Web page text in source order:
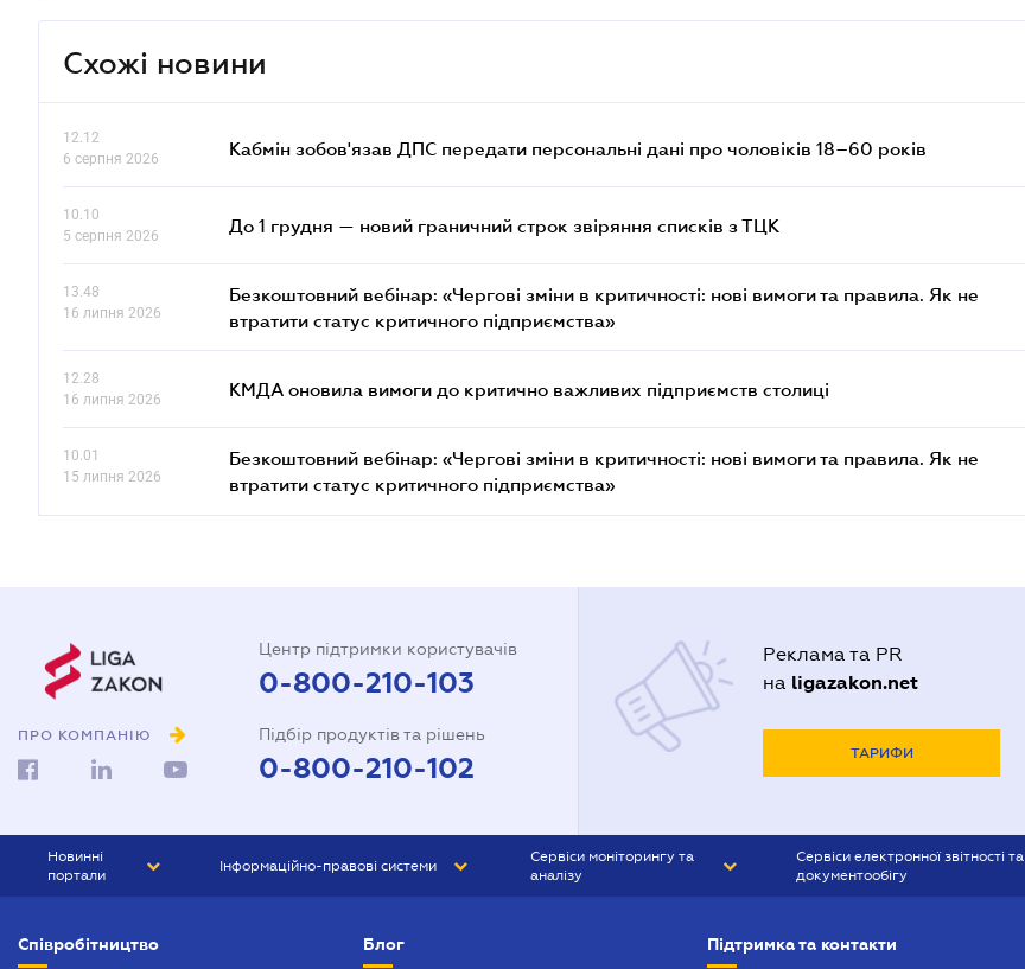
Схожі новини
12.12
6 серпня 2026
Кабмін зобов'язав ДПС передати персональні дані про чоловіків 18–60 років
10.10
5 серпня 2026
До 1 грудня — новий граничний строк звіряння списків з ТЦК
13.48
16 липня 2026
Безкоштовний вебінар: «Чергові зміни в критичності: нові вимоги та правила. Як не
втратити статус критичного підприємства»
12.28
16 липня 2026
КМДА оновила вимоги до критично важливих підприємств столиці
10.01
15 липня 2026
Безкоштовний вебінар: «Чергові зміни в критичності: нові вимоги та правила. Як не
втратити статус критичного підприємства»
ПРО КОМПАНІЮ
Центр підтримки користувачів
0-800-210-103
Підбір продуктів та рішень
0-800-210-102
Реклама та PR
на ligazakon.net
ТАРИФИ
Новинні
портали
БІЗНЕС
Інформаційно-правові системи
Сервіси моніторингу та
аналізу
Сервіси електронної звітності та
документообігу
Співробітництво Блог Підтримка та контакти